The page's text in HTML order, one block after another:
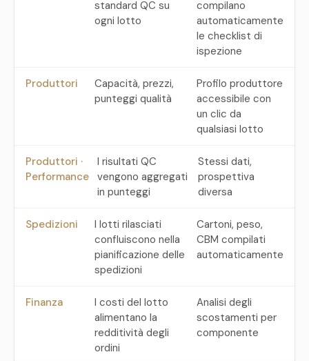
standard QC su
ogni lotto
compilano
automaticamente
le checklist di
ispezione
Produttori
Capacità, prezzi,
punteggi qualità
Profilo produttore
accessibile con
un clic da
qualsiasi lotto
Produttori ·
Performance
I risultati QC
vengono aggregati
in punteggi
Stessi dati,
prospettiva
diversa
Spedizioni
I lotti rilasciati
confluiscono nella
pianificazione delle
spedizioni
Cartoni, peso,
CBM compilati
automaticamente
Finanza
I costi del lotto
alimentano la
redditività degli
ordini
Analisi degli
scostamenti per
componente